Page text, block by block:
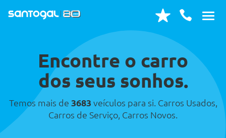
Encontre o carro
dos seus sonhos.
Temos mais de 3683 veículos para si. Carros Usados,
Carros de Serviço, Carros Novos.